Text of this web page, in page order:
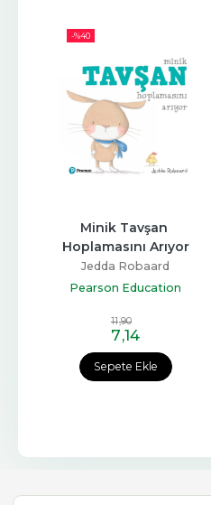
-%40
Sepete Ekle
Minik Tavşan
Hoplamasını Arıyor
Jedda Robaard
Pearson Education
11,90
7,14